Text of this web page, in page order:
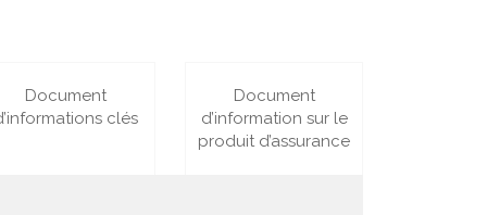
Document
clés
Document
d’information sur le
produit d’assurance